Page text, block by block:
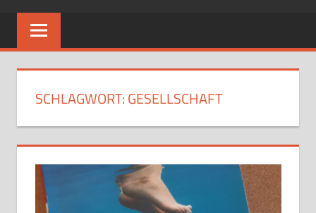
Pfadfinder.
SciFi-
Gärtner?
SCHLAGWORT:GESELLSCHAFT